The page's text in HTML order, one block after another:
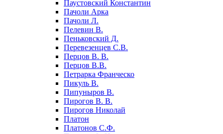
Паустовский Константин
Пачоли Арка
Пачоли Л.
Пелевин В.
Пеньковский Д.
Перевезенцев С.В.
Перцов В. В.
Перцов В.В.
Петрарка Франческо
Пикуль В.
Пипуныров В.
Пирогов В. В.
Пирогов Николай
Платон
Платонов С.Ф.